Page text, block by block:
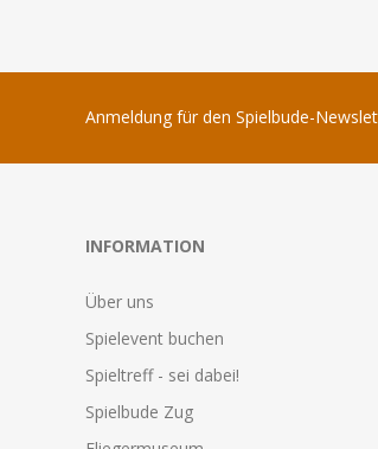
Anmeldung für den Spielbude-
INFORMATION
Über uns
Spielevent buchen
Spieltreff - sei dabei!
Spielbude Zug